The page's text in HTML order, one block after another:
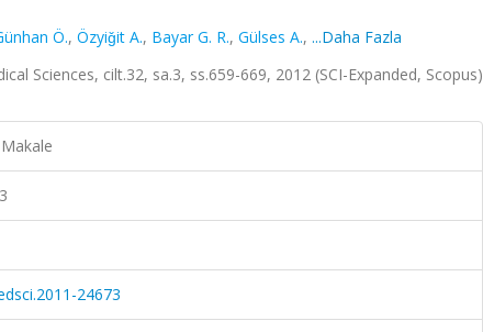
Ö., Özyiǧit A., Bayar G. R., Gülses A., ...Daha Fazla
Sciences, cilt.32, sa.3, ss.659-669, 2012 (SCI-Expanded, Scopus)
3
24673